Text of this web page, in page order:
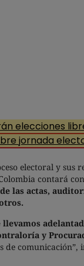
elecciones
jornada
electoral y sus
contará con
las actas,
llevamos
y
de comunicación”,